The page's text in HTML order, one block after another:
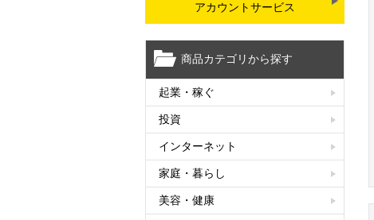
アカウントサービス
商品カテゴリから探す
起業・稼ぐ
投資
インターネット
家庭・暮らし
美容・健康